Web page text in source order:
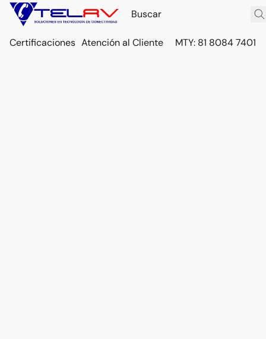
Certificaciones Atención al Cliente MTY: 81 8084 7401